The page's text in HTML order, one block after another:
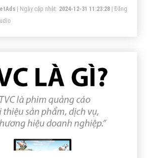
| Ngày cập nhật: 2024-12-31 11:23:28|Đăng